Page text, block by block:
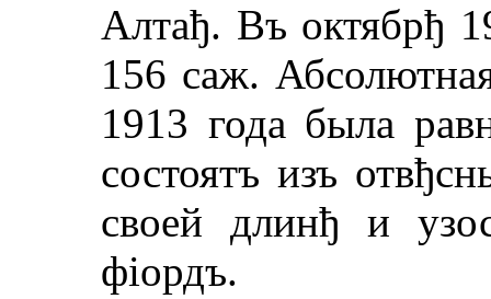
Алтађ. Въ октябрђ
156 саж.
1913 года была
состоятъ изъ
своей длинђ и
фiордъ.